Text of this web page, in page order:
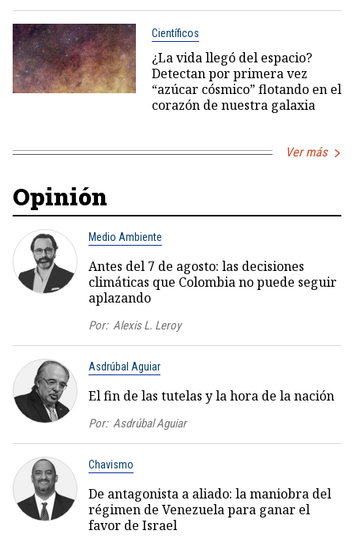
Científicos
¿La vida llegó del espacio?
Detectan por primera vez
“azúcar cósmico” flotando en el
corazón de nuestra galaxia
Ver más
Opinión
Medio Ambiente
Antes del 7 de agosto: las decisiones
climáticas que Colombia no puede seguir
aplazando
Por: Alexis L. Leroy
Asdrúbal Aguiar
El fin de las tutelas y la hora de la nación
Por: Asdrúbal Aguiar
Chavismo
De antagonista a aliado: la maniobra del
régimen de Venezuela para ganar el
favor de Israel